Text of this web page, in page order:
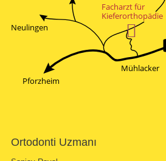
Pforzheim
Mühlacker
Facharzt für
Kieferorthopädie
Neulingen

Ortodonti Uzmanı